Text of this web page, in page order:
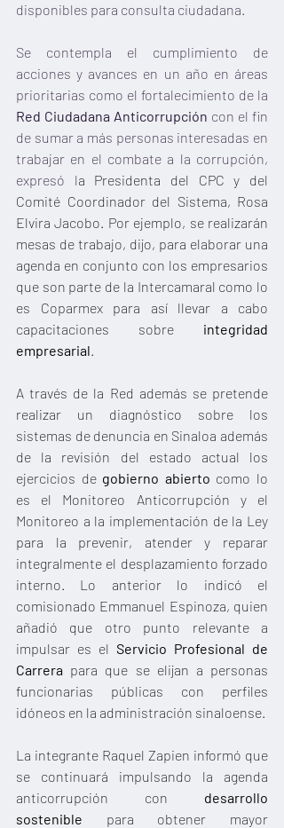
disponibles para consulta ciudadana.
Se contempla el cumplimiento de
acciones y avances en un año en áreas
Red Ciudadana Anticorrupción con el fin
de sumar a más personas interesadas en
trabajar en el combate a la corrupción,
expresó la Presidenta del CPC y del
Comité Coordinador del Sistema, Rosa
Elvira Jacobo. Por ejemplo, se realizarán
mesas de trabajo, dijo, para elaborar una
agenda en conjunto con los empresarios
que son parte de la Intercamaral como lo
es Coparmex para así llevar a cabo
capacitaciones sobre integridad
empresarial.
A través de la Red además se pretende
realizar un diagnóstico sobre los
sistemas de denuncia en Sinaloa además
de la revisión del estado actual los
ejercicios de gobierno abierto como lo
es el Monitoreo Anticorrupción y el
Monitoreo a la implementación de la Ley
para la prevenir, atender y reparar
integralmente el desplazamiento forzado
interno. Lo anterior lo indicó el
comisionado Emmanuel Espinoza, quien
añadió que otro punto relevante a
impulsar es el Servicio Profesional de
Carrera para que se elijan a personas
funcionarias públicas con perfiles
idóneos en la administración sinaloense.
La integrante Raquel Zapien informó que
se continuará impulsando la agenda
anticorrupción con desarrollo
sostenible para obtener mayor